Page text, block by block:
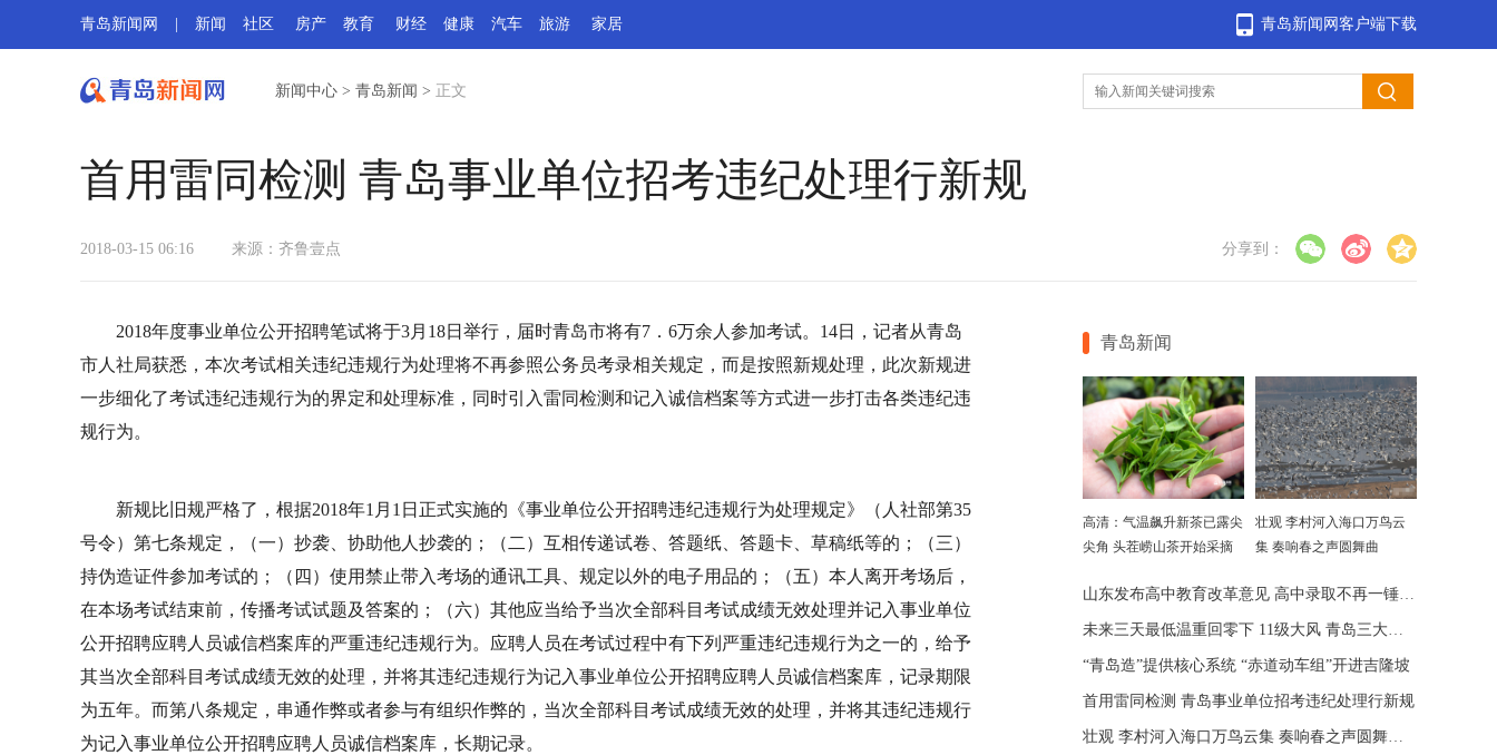
青岛新闻网客户端下载
青岛新闻网 新闻 社区 房产 教育 财经 健康 汽车 旅游 家居
新闻中心 > 青岛新闻 > 正文
首用雷同检测 青岛事业单位招考违纪处理行新规
2018-03-15 06:16 来源： 齐鲁壹点 分享到：
2018年度事业单位公开招聘笔试将于3月18日举行，届时青岛市将有7．6万余人参加考试。14日，记者从青岛
市人社局获悉，本次考试相关违纪违规行为处理将不再参照公务员考录相关规定，而是按照新规处理，此次新规进
一步细化了考试违纪违规行为的界定和处理标准，同时引入雷同检测和记入诚信档案等方式进一步打击各类违纪违
规行为。
新规比旧规严格了，根据2018年1月1日正式实施的《事业单位公开招聘违纪违规行为处理规定》（人社部第35
号令）第七条规定，（一）抄袭、协助他人抄袭的；（二）互相传递试卷、答题纸、答题卡、草稿纸等的；（三）
持伪造证件参加考试的；（四）使用禁止带入考场的通讯工具、规定以外的电子用品的；（五）本人离开考场后，
在本场考试结束前，传播考试试题及答案的；（六）其他应当给予当次全部科目考试成绩无效处理并记入事业单位
公开招聘应聘人员诚信档案库的严重违纪违规行为。应聘人员在考试过程中有下列严重违纪违规行为之一的，给予
其当次全部科目考试成绩无效的处理，并将其违纪违规行为记入事业单位公开招聘应聘人员诚信档案库，记录期限
为五年。而第八条规定，串通作弊或者参与有组织作弊的，当次全部科目考试成绩无效的处理，并将其违纪违规行
为记入事业单位公开招聘应聘人员诚信档案库，长期记录。
青岛新闻
高清：气温飙升新茶已露尖
尖角 头茬崂山茶开始采摘
壮观 李村河入海口万鸟云
集 奏响春之声圆舞曲
山东发布高中教育改革意见 高中录取不再一锤定音
未来三天最低温重回零下 11级大风 青岛三大预警齐发
“青岛造”提供核心系统 “赤道动车组”开进吉隆坡
首用雷同检测 青岛事业单位招考违纪处理行新规
壮观 李村河入海口万鸟云集 奏响春之声圆舞曲(图)